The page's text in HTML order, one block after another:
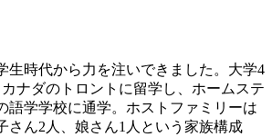
生時代から力を注いできました。大学4
ナダのトロントに留学し、ホームステ
語学学校に通学。ホストファミリーは
さん2人、娘さん1人という家族構成